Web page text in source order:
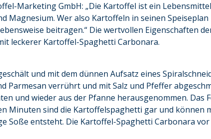
Marketing GmbH: „Die Kartoffel ist ein
Magnesium. Wer also Kartoffeln in seinen
beitragen.“ Die wertvollen Eigenschaften
leckerer Kartoffel-Spaghetti Carbonara.
und mit dem dünnen Aufsatz eines
Parmesan verrührt und mit Salz und Pfeffer
und wieder aus der Pfanne herausgenommen. Das
Minuten sind die Kartoffelspaghetti gar und können
Soße entsteht. Die Kartoffel-Spaghetti Carbonara